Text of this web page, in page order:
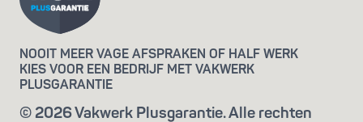
NOOIT MEER VAGE AFSPRAKEN OF HALF WERK
KIES VOOR EEN BEDRIJF MET VAKWERK
PLUSGARANTIE
© 2026 Vakwerk Plusgarantie. Alle rechten